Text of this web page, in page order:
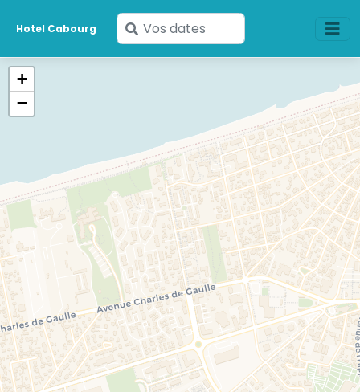
Hotel Cabourg
Saisissez
vos
+
−